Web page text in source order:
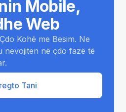
Mobile,
Web
Kohë me Besim. Ne
nevojiten në çdo fazë të
Tani